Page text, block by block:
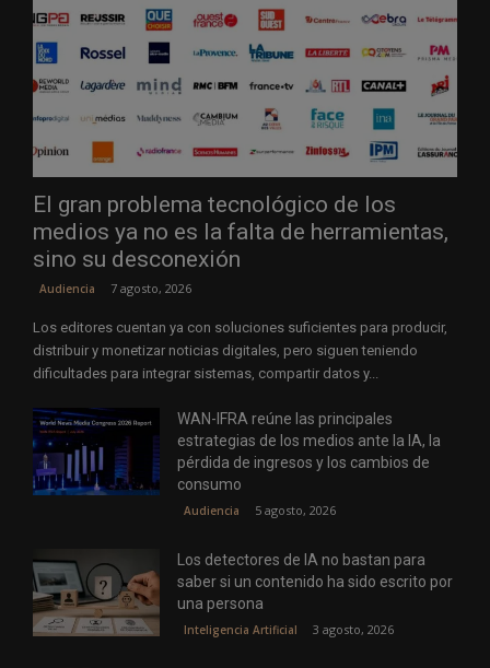
El gran problema tecnológico de los
medios ya no es la falta de herramientas,
sino su desconexión
Audiencia 7 agosto, 2026
Los editores cuentan ya con soluciones suficientes para producir,
distribuir y monetizar noticias digitales, pero siguen teniendo
dificultades para integrar sistemas, compartir datos y...
WAN-IFRA reúne las principales
estrategias de los medios ante la IA, la
pérdida de ingresos y los cambios de
consumo
Audiencia 5 agosto, 2026
Los detectores de IA no bastan para
saber si un contenido ha sido escrito por
una persona
Inteligencia Artificial 3 agosto, 2026